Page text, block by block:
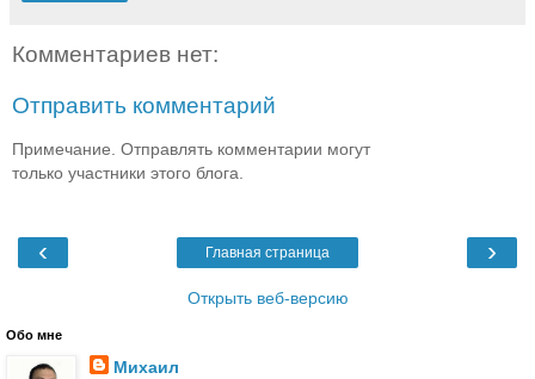
Комментариев нет:
Отправить комментарий
Примечание. Отправлять комментарии могут
только участники этого блога.
‹ ›
Главная страница
Открыть веб-версию
Обо мне
Михаил